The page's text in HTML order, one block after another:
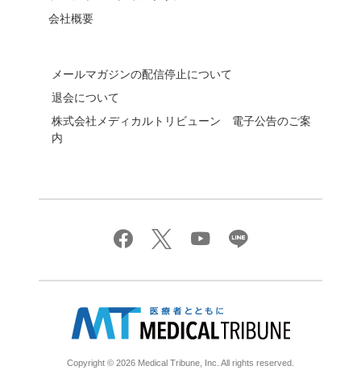
会社概要
メールマガジンの配信停止について
退会について
株式会社メディカルトリビューン 電子公告のご案
内
Copyright © 2026 Medical Tribune, Inc. All rights reserved.